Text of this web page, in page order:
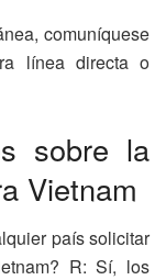
comuníquese
línea directa o
sobre la
Vietnam
país solicitar
R: Sí, los